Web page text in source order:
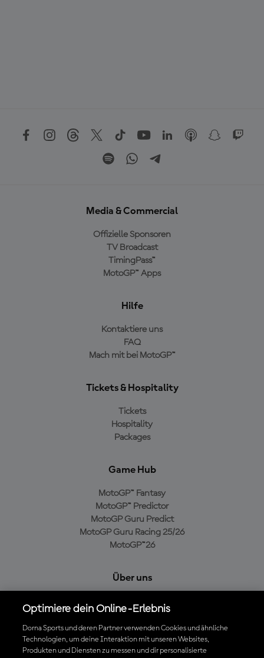
Media & Commercial
Offizielle Sponsoren
TV Broadcast
TimingPass™
MotoGP™ Apps
Hilfe
Kontaktiere uns
FAQ
Mach mit bei MotoGP™
Tickets & Hospitality
Tickets
Hospitality
Packages
Game Hub
MotoGP™ Fantasy
MotoGP™ Predictor
MotoGP Guru Predict
MotoGP Guru Racing 25/26
MotoGP™26
Über uns
Cookie-Richtlinien
Geschäftsbedingungen
Datenschutzrichtlinien
Kaufrichtlinie
Optimiere dein Online-Erlebnis
Dorna Sports und deren Partner verwenden Cookies und ähnliche
Technologien, um deine Interaktion mit unseren Websites,
Produkten und Diensten zu messen und dir personalisierte